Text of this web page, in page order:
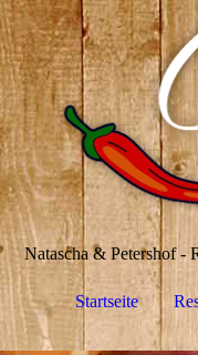
Natascha & Petershof -
Startseite